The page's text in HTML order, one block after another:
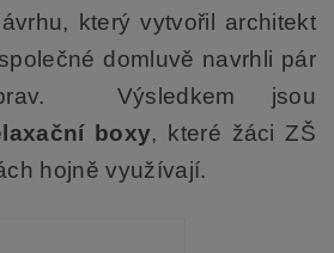
který vytvořil architekt
domluvě navrhli pár
Výsledkem jsou
boxy, které žáci ZŠ
hojně využívají.